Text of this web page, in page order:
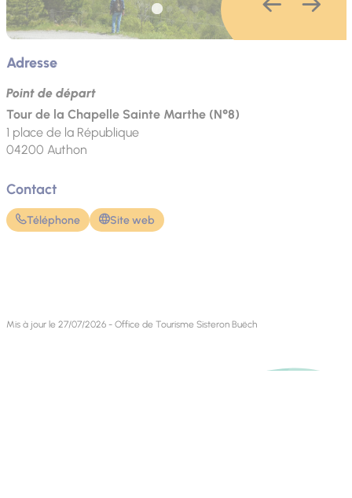
Adresse
Point de départ
Tour de la Chapelle Sainte Marthe (N°8)
1 place de la République
04200 Authon
Contact
Téléphone Site web
Mis à jour le 27/07/2026 - Office de Tourisme Sisteron Buëch